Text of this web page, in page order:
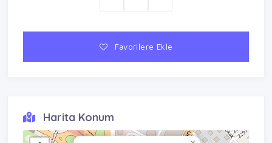
Favorilere Ekle
Harita Konum